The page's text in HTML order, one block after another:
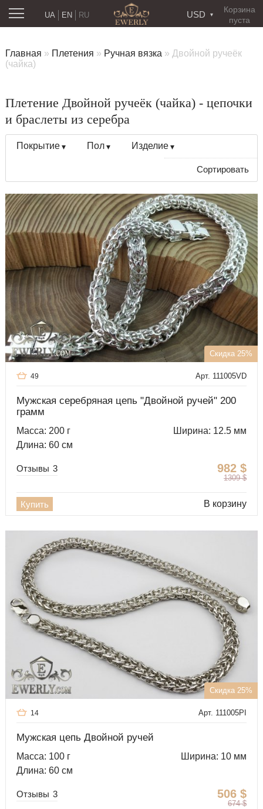
Корзина
пуста
USD
RU
UA EN
Главная » Плетения » Ручная вязка » Двойной ручеёк
(чайка)
Плетение Двойной ручеёк (чайка) - цепочки
и браслеты из серебра
Покрытие Пол Изделие
Сортировать
Скидка 25%
Арт. 111005VD
49
Мужская серебряная цепь "Двойной ручей" 200
грамм
Масса: 200 г
Ширина: 12.5 мм
Длина: 60 см
982 $
1309 $
Отзывы 3
Купить В корзину
Скидка 25%
Арт. 111005PI
14
Мужская цепь Двойной ручей
Масса: 100 г
Ширина: 10 мм
Длина: 60 см
506 $
674 $
Отзывы 3